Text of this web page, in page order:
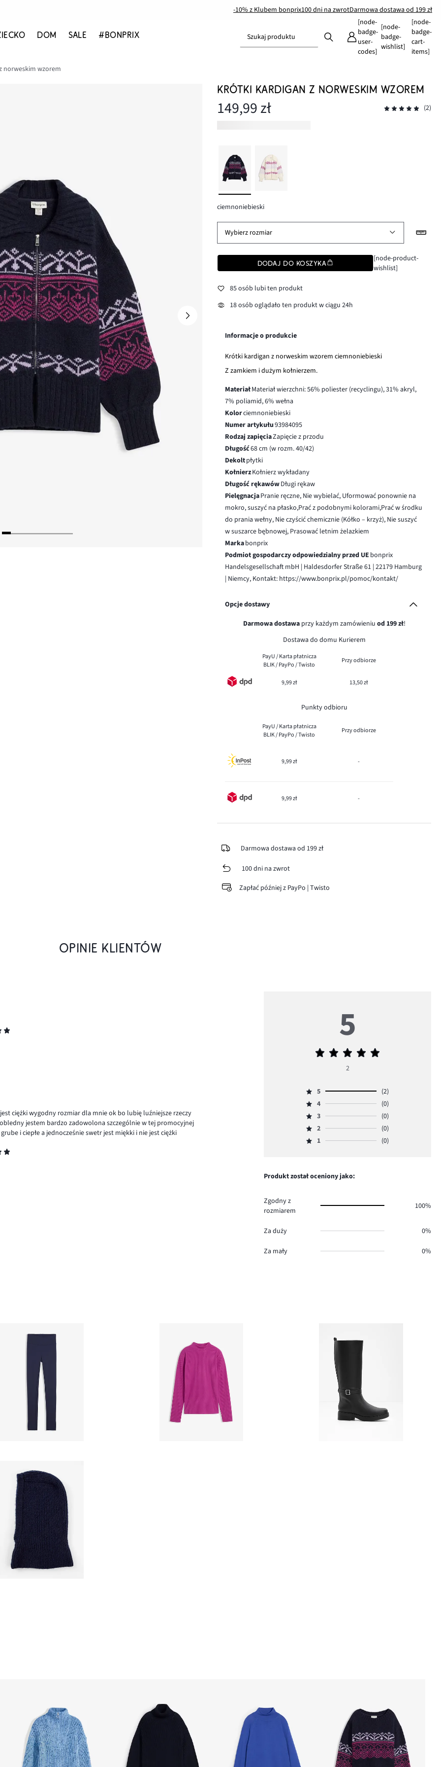
-10% z Klubem bonprix100 dni na zwrotDarmowa dostawa od 199 zł
DOM SALE #BONPRIX Szukaj produktu
[node-
badge-
user-
codes]
[node-
badge-
wishlist]
[node-
badge-
cart-
items]
norweskim wzorem
KRÓTKI KARDIGAN Z NORWESKIM WZOREM
149,99 zł (2)
ciemnoniebieski
Wybierz rozmiar
DODAJ DO KOSZYKA
[node-product-
wishlist]
85 osób lubi ten produkt
18 osób oglądało ten produkt w ciągu 24h
Informacje o produkcie
Krótki kardigan z norweskim wzorem ciemnoniebieski
Z zamkiem i dużym kołnierzem.
MateriałMateriał wierzchni: 56% poliester (recyclingu), 31% akryl,
7% poliamid, 6% wełna
Kolorciemnoniebieski
Numer artykułu93984095
Rodzaj zapięciaZapięcie z przodu
Długość68 cm (w rozm. 40/42)
Dekoltpłytki
KołnierzKołnierz wykładany
Długość rękawówDługi rękaw
PielęgnacjaPranie ręczne, Nie wybielać, Uformować ponownie na
mokro, suszyć na płasko,Prać z podobnymi kolorami,Prać w środku
do prania wełny, Nie czyścić chemicznie (Kółko – krzyż), Nie suszyć
w suszarce bębnowej, Prasować letnim żelazkiem
Markabonprix
Podmiot gospodarczy odpowiedzialny przed UE bonprix
Handelsgesellschaft mbH | Haldesdorfer Straße 61 | 22179 Hamburg
| Niemcy, Kontakt: https://www.bonprix.pl/pomoc/kontakt/
Opcje dostawy
Darmowa dostawaprzy każdym zamówieniu od 199 zł!
Dostawa do domu Kurierem
PayU / Karta płatnicza
BLIK / PayPo / Twisto
Przy odbiorze
9,99 zł 13,50 zł
Punkty odbioru
PayU / Karta płatnicza
BLIK / PayPo / Twisto
Przy odbiorze
9,99 zł -
9,99 zł -
Darmowa dostawa od 199 zł
100 dni na zwrot
Zapłać później z PayPo | Twisto
OPINIE KLIENTÓW
ciężki wygodny rozmiar dla mnie ok bo lubię luźniejsze rzeczy
jestem bardzo zadowolona szczególnie w tej promocyjnej
i ciepłe a jednocześnie swetr jest miękki i nie jest ciężki
5
Średnia
5
2
Ocena
5,
ilość
głosów
5
(2)
Ocena
4,
ilość
głosów
4
(0)
Ocena
3,
ilość
3
(0)
Ocena
2,
0.
2
(0)
Ocena
głosów
1 (0)
Produkt został oceniony jako:
Zgodny z
rozmiarem
100%
Za duży 0%
Za mały 0%